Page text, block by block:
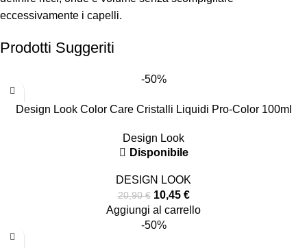
eccessivamente i capelli.
Prodotti Suggeriti
-50%
Design Look Color Care Cristalli Liquidi Pro-Color 100ml
Design Look
Disponibile
DESIGN LOOK
20,90€ 10,45 €
Aggiungi al carrello
-50%